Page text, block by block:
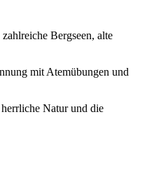
Bergseen, alte
mit Atemübungen und
Natur und die